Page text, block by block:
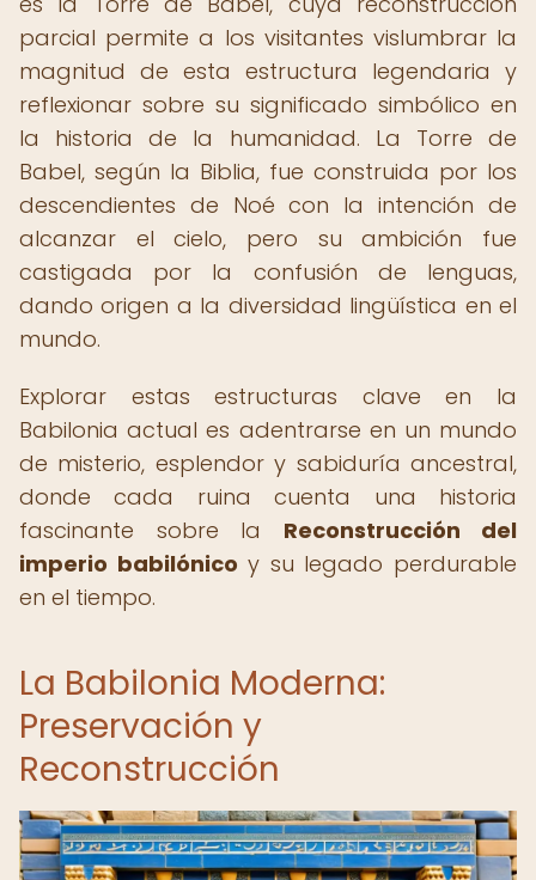
parcial permite a los visitantes vislumbrar la
magnitud de esta estructura legendaria y
reflexionar sobre su significado simbólico en
la historia de la humanidad. La Torre de
Babel, según la Biblia, fue construida por los
descendientes de Noé con la intención de
alcanzar el cielo, pero su ambición fue
castigada por la confusión de lenguas,
dando origen a la diversidad lingüística en el
mundo.
Explorar estas estructuras clave en la
Babilonia actual es adentrarse en un mundo
de misterio, esplendor y sabiduría ancestral,
donde cada ruina cuenta una historia
fascinante sobre la Reconstrucción del
imperio babilónico y su legado perdurable
en el tiempo.
La Babilonia Moderna:
Preservación y
Reconstrucción